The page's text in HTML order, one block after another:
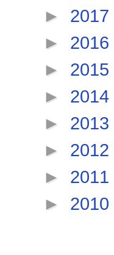
► 2017
► 2016
► 2015
► 2014
► 2013
► 2012
► 2011
► 2010